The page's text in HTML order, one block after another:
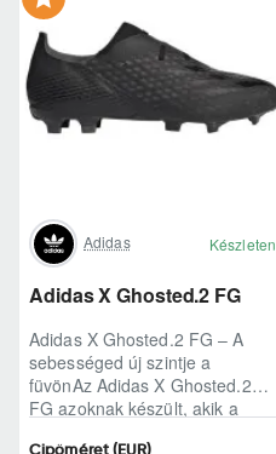
Adidas Készleten
Adidas X Ghosted.2 FG
Adidas X Ghosted.2 FG – A
sebességed új szintje a
füvönAz Adidas X Ghosted.2
FG azoknak készült, akik a